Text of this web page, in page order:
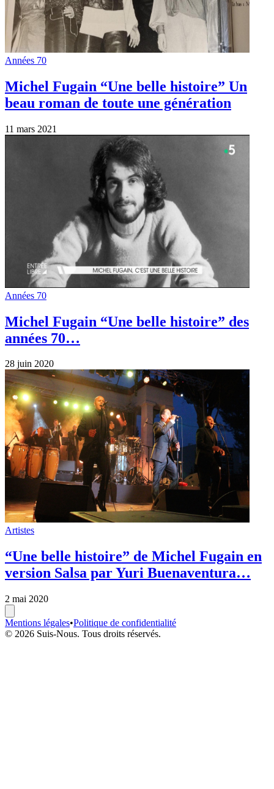
Années 70
Michel Fugain “Une belle histoire” Un
beau roman de toute une génération
11 mars 2021
Années 70
Michel Fugain “Une belle histoire” des
années 70…
28 juin 2020
Artistes
“Une belle histoire” de Michel Fugain en
version Salsa par Yuri Buenaventura…
2 mai 2020
Mentions légales•Politique de confidentialité
© 2026 Suis-Nous. Tous droits réservés.